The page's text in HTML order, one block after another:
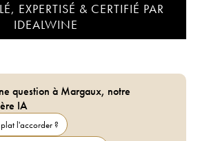
EXPERTISÉ & CERTIFIÉ PAR
IDEALWINE
question à Margaux, notre
IA
l'accorder ?